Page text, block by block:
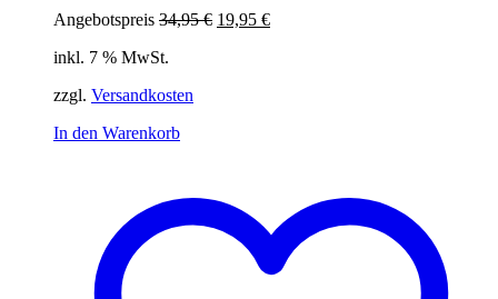
Angebotspreis 34,95€ Ursprünglicher
19,95 €Aktueller
inkl. 7 % MwSt.
zzgl. Versandkosten
In den Warenkorb